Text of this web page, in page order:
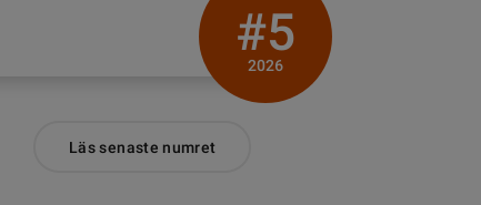
#5
2026
Läs senaste numret